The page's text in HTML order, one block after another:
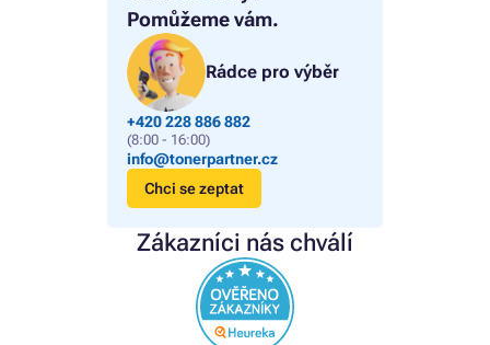
Pomůžeme vám.
Rádce pro výběr
+420 228 886 882
(8:00 - 16:00)
info@tonerpartner.cz
Chci se zeptat
Zákazníci nás chválí